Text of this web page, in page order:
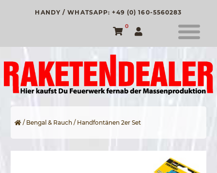
HANDY / WHATSAPP: +49 (0) 160-5560283
0
/ Bengal & Rauch / Handfontänen 2er Set